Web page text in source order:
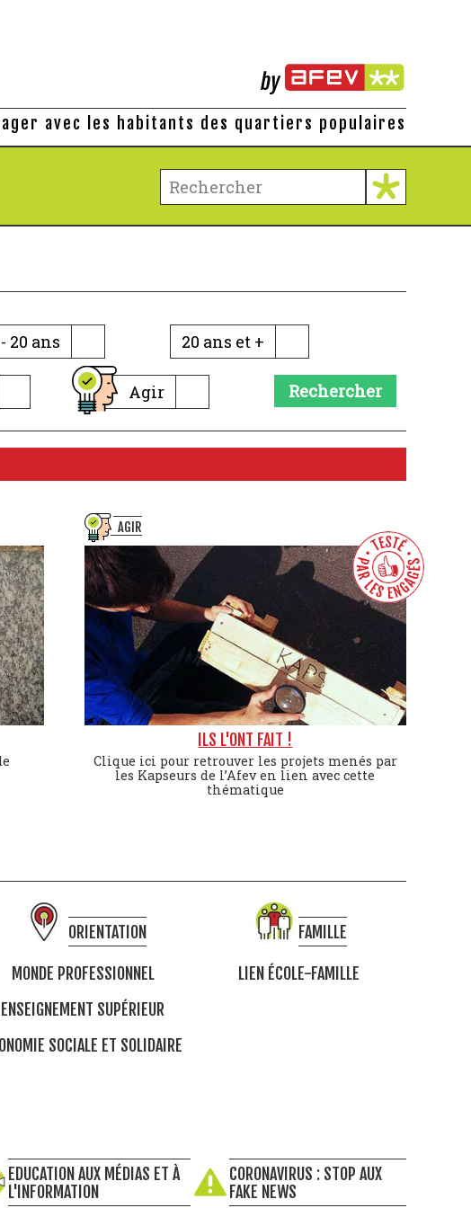
avec les habitants des quartiers populaires
20 ans 20 ans et +
Agir Rechercher
AGIR
ILS L'ONT FAIT !
Clique ici pour retrouver les projets menés par
les Kapseurs de l’Afev en lien avec cette
thématique
ORIENTATION
MONDE PROFESSIONNEL
ENSEIGNEMENT SUPÉRIEUR
SOCIALE ET SOLIDAIRE
FAMILLE
LIEN ÉCOLE-FAMILLE
EDUCATION AUX MÉDIAS ET À
L'INFORMATION
CORONAVIRUS : STOP AUX
FAKE NEWS